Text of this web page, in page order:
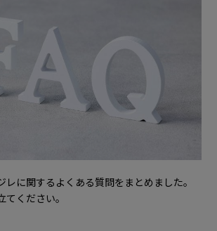
レに関するよくある質問をまとめました。
ください。